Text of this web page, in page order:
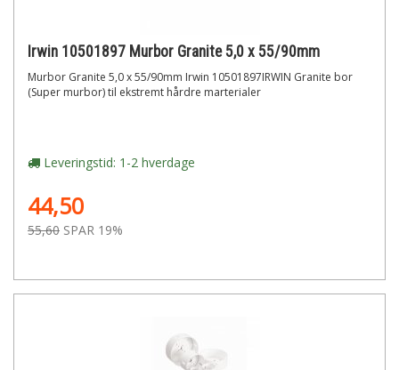
Irwin 10501897 Murbor Granite 5,0 x 55/90mm
Murbor Granite 5,0 x 55/90mm Irwin 10501897IRWIN Granite bor
(Super murbor) til ekstremt hårdre marterialer
Leveringstid: 1-2 hverdage
44,50
55,60 SPAR 19%